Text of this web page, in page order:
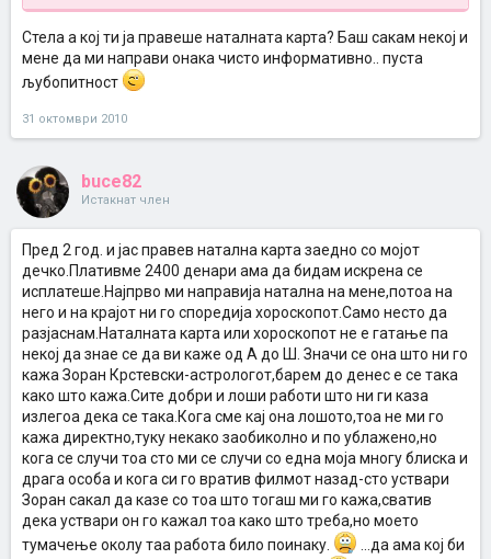
Стела а кој ти ја правеше наталната карта? Баш сакам некој и
мене да ми направи онака чисто информативно.. пуста
љубопитност
31 октомври 2010
buce82
Истакнат член
Пред 2 год. и јас правев натална карта заедно со мојот
дечко.Плативме 2400 денари ама да бидам искрена се
исплатеше.Најпрво ми направија натална на мене,потоа на
него и на крајот ни го споредија хороскопот.Само несто да
разјаснам.Наталната карта или хороскопот не е гатање па
некој да знае се да ви каже од А до Ш. Значи се она што ни го
кажа Зоран Крстевски-астрологот,барем до денес е се така
како што кажа.Сите добри и лоши работи што ни ги каза
излегоа дека се така.Кога сме кај она лошото,тоа не ми го
кажа директно,туку некако заобиколно и по ублажено,но
кога се случи тоа сто ми се случи со една моја многу блиска и
драга особа и кога си го вратив филмот назад-сто уствари
Зоран сакал да казе со тоа што тогаш ми го кажа,сватив
дека уствари он го кажал тоа како што треба,но моето
тумачење околу таа работа било поинаку.
...да ама кој би